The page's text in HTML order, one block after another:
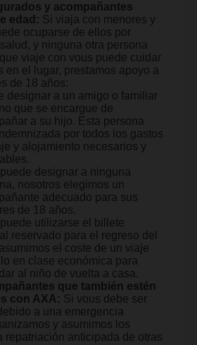
y acompañantes
edad: Si viaja con menores y
ocuparse de ellos por
y ninguna otra persona
viaje con vous puede cuidar
en el lugar, prestamos apoyo a
de 18 años:
designar a un amigo o familiar
que se encargue de
a su hijo. Esta persona
por todos los gastos
y alojamiento necesarios y
designar a ninguna
nosotros elegimos un
adecuado para sus
de 18 años.
utilizarse el billete
reservado para el regreso del
el coste de un viaje
en clase económica para
al niño de vuelta a casa.
que también estén
con AXA: Si vous debe ser
a una emergencia
y asumimos los
repatriación anticipada de otras